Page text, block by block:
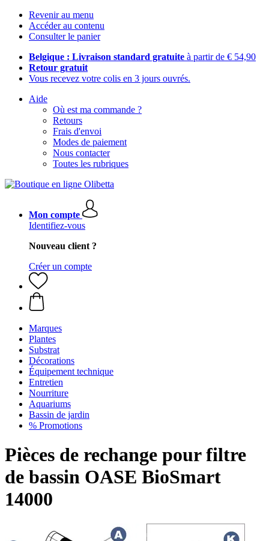
Revenir au menu
Accéder au contenu
Consulter le panier
Belgique : Livraison standard gratuite à partir de € 54,90
Retour gratuit
Vous recevez votre colis en 3 jours ouvrés.
Aide
Où est ma commande ?
Retours
Frais d'envoi
Modes de paiement
Nous contacter
Toutes les rubriques
Mon compte
Identifiez-vous
Nouveau client ?
Créer un compte
Marques
Plantes
Substrat
Décorations
Équipement technique
Entretien
Nourriture
Aquariums
Bassin de jardin
% Promotions
Pièces de rechange pour filtre
de bassin OASE BioSmart
14000